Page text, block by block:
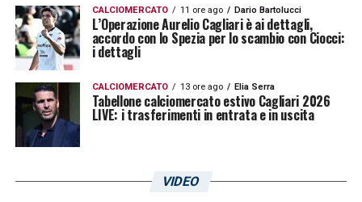
lasciato un ottimo ricordo alla piazza
rossoblù.
LA PLAYLIST DELLE NOSTRE TOP NEWS
CALCIOMERCATO 11 ore ago Dario Bartolucci
L’Operazione Aurelio Cagliari è ai dettagli,
accordo con lo Spezia per lo scambio con Ciocci:
i dettagli
CALCIOMERCATO 13 ore ago Elia Serra
Tabellone calciomercato estivo Cagliari 2026
LIVE: i trasferimenti in entrata e in uscita
VIDEO